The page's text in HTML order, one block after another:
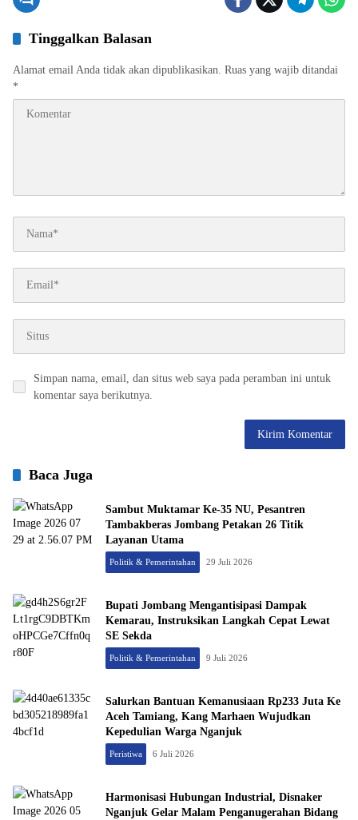
Tinggalkan Balasan
Alamat email Anda tidak akan dipublikasikan. Ruas yang wajib ditandai
*
Simpan nama, email, dan situs web saya pada peramban ini untuk
komentar saya berikutnya.
Baca Juga
Sambut Muktamar Ke-35 NU, Pesantren
Tambakberas Jombang Petakan 26 Titik
Layanan Utama
Politik & Pemerintahan 29 Juli 2026
Bupati Jombang Mengantisipasi Dampak
Kemarau, Instruksikan Langkah Cepat Lewat
SE Sekda
Politik & Pemerintahan 9 Juli 2026
Salurkan Bantuan Kemanusiaan Rp233 Juta Ke
Aceh Tamiang, Kang Marhaen Wujudkan
Kepedulian Warga Nganjuk
Peristiwa 6 Juli 2026
Harmonisasi Hubungan Industrial, Disnaker
Nganjuk Gelar Malam Penganugerahan Bidang